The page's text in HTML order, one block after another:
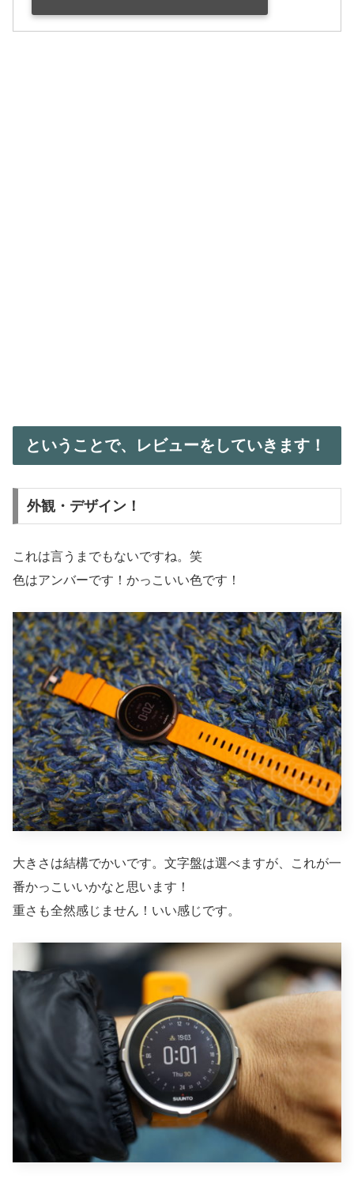
ということで、レビューをしていきます！
外観・デザイン！
これは言うまでもないですね。笑
色はアンバーです！かっこいい色です！
大きさは結構でかいです。文字盤は選べますが、これが一
番かっこいいかなと思います！
重さも全然感じません！いい感じです。